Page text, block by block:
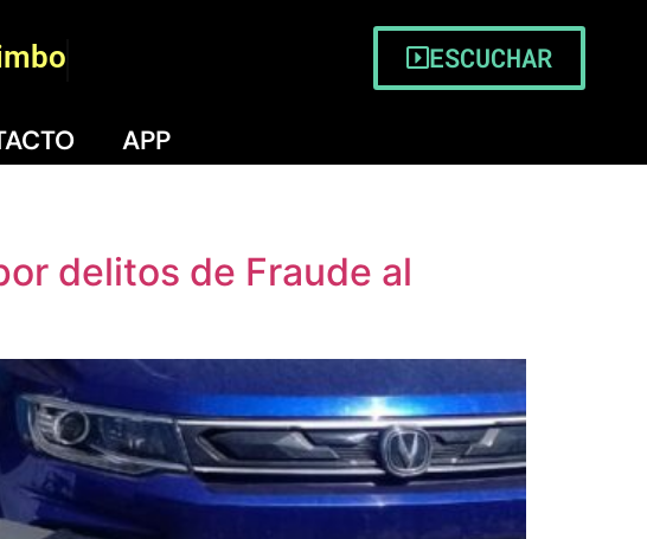
ESCUCHAR
APP
delitos de Fraude al